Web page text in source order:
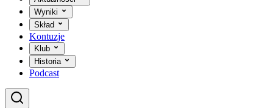
Wyniki
Skład
Kontuzje
Klub
Historia
Podcast